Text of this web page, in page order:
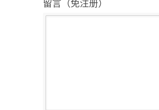
留言（免注册）